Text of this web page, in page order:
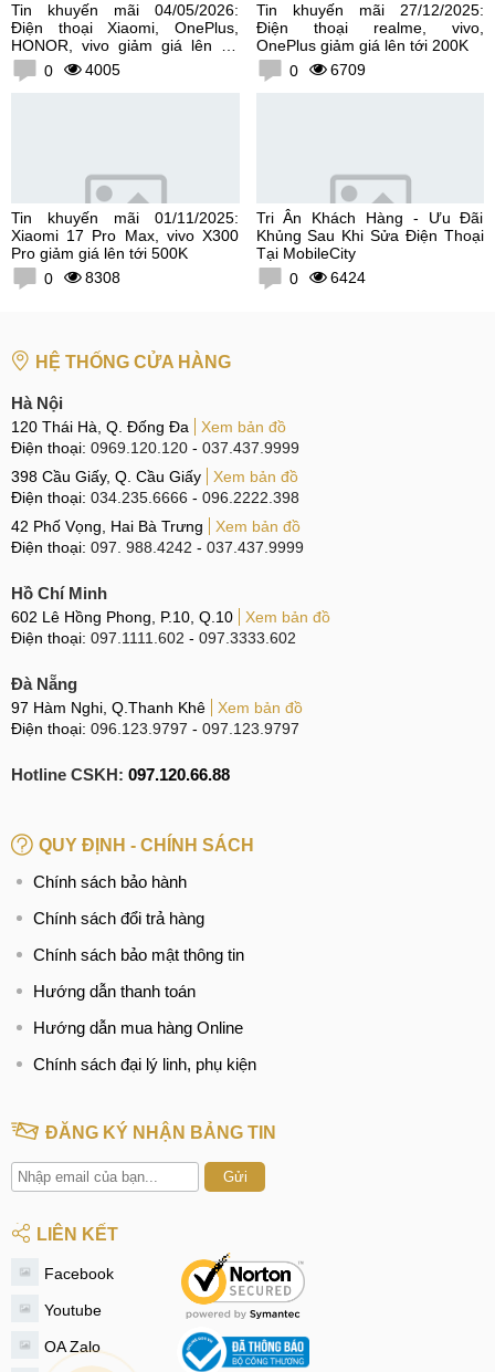
Tin khuyến mãi 04/05/2026:
Điện thoại Xiaomi, OnePlus,
HONOR, vivo giảm giá lên tới
300K0 4005
Tin khuyến mãi 27/12/2025:
Điện thoại realme, vivo,
OnePlus giảm giá lên tới 200K
0
6709
Tin khuyến mãi 01/11/2025:
Xiaomi 17 Pro Max, vivo X300
Pro giảm giá lên tới 500K
0
8308
Tri Ân Khách Hàng - Ưu Đãi
Khủng Sau Khi Sửa Điện Thoại
Tại MobileCity
0
6424
HỆ THỐNG CỬA HÀNG
Hà Nội
120 Thái Hà, Q. Đống Đa
Xem bản đồ
Điện thoại: 0969.120.120 - 037.437.9999
398 Cầu Giấy, Q. Cầu Giấy
Xem bản đồ
Điện thoại: 034.235.6666 - 096.2222.398
42 Phố Vọng, Hai Bà Trưng
Xem bản đồ
Điện thoại: 097. 988.4242 - 037.437.9999
Hồ Chí Minh
602 Lê Hồng Phong, P.10, Q.10
Xem bản đồ
Điện thoại: 097.1111.602 - 097.3333.602
Đà Nẵng
97 Hàm Nghi, Q.Thanh Khê
Xem bản đồ
Điện thoại: 096.123.9797 - 097.123.9797
Hotline CSKH: 097.120.66.88
QUY ĐỊNH - CHÍNH SÁCH
Chính sách bảo hành
Chính sách đổi trả hàng
Chính sách bảo mật thông tin
Hướng dẫn thanh toán
Hướng dẫn mua hàng Online
Chính sách đại lý linh, phụ kiện
ĐĂNG KÝ NHẬN BẢNG TIN
Gửi
LIÊN KẾT
Facebook
Youtube
OA Zalo